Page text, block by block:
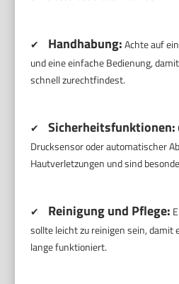
✔ Handhabung:Achte auf
und eine einfache Bedienung,
schnell zurechtfindest.
✔ Sicherheitsfunktionen:
Drucksensor oder automatischer
Hautverletzungen und sind
✔ Reinigung und Pflege:
sollte leicht zu reinigen sein, damit
lange funktioniert.